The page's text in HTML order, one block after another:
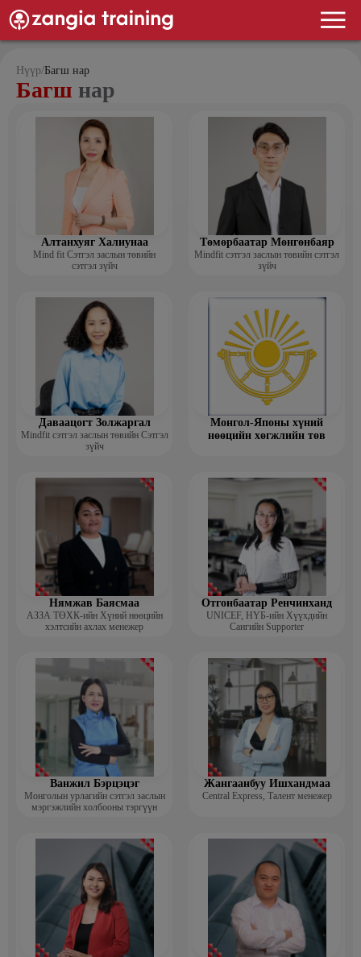
Нүүр/Багш нар
Багш нар
Алтанхуяг Халиунаа
Mind fit Сэтгэл заслын төвийн
сэтгэл зүйч
Төмөрбаатар Мөнгөнбаяр
Mindfit сэтгэл заслын төвийн сэтгэл
зүйч
Даваацогт Золжаргал
Mindfit сэтгэл заслын төвийн Сэтгэл
зүйч
Монгол-Японы хүний
нөөцийн хөгжлийн төв
Нямжав Баясмаа
АЗЗА ТӨХК-ийн Хүний нөөцийн
хэлтсийн ахлах менежер
Отгонбаатар Ренчинханд
UNIСЕF, НҮБ-ийн Хүүхдийн
Сангийн Supporter
Ванжил Бэрцэцэг
Монголын урлагийн сэтгэл заслын
мэргэжлийн холбооны тэргүүн
Жангаанбуу Ишхандмаа
Central Express, Талент менежер